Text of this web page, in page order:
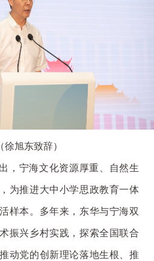
（徐旭东致辞）
，宁海文化资源厚重、自然生
为推进大中小学思政教育一体
样本。多年来，东华与宁海双
振兴乡村实践，探索全国联合
动党的创新理论落地生根、推